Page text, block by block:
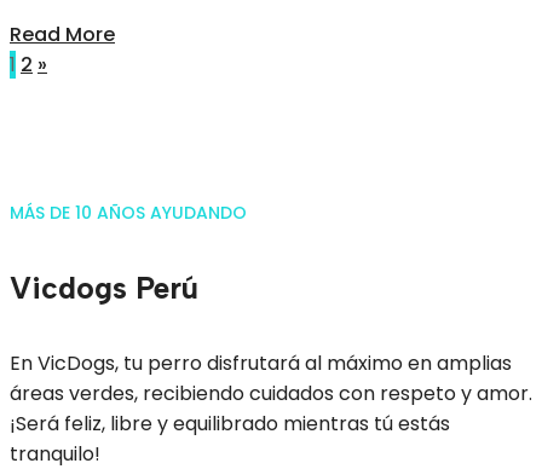
Read More
1 2 »
MÁS DE 10 AÑOS AYUDANDO
Vicdogs Perú
En VicDogs, tu perro disfrutará al máximo en amplias
áreas verdes, recibiendo cuidados con respeto y amor.
¡Será feliz, libre y equilibrado mientras tú estás
tranquilo!